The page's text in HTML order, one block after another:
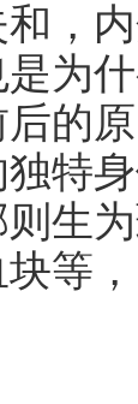
，
是为
的
独特
生
等